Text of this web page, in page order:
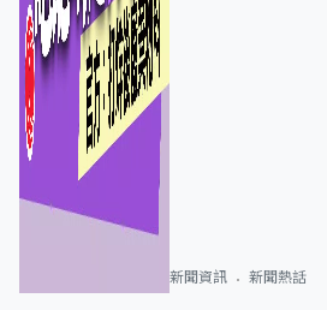
新聞資訊 新聞熱話